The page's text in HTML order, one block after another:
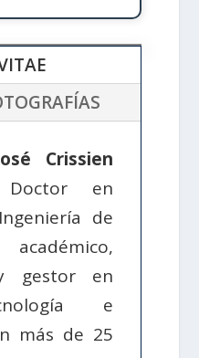
Crissien
en
de
gestor en
e
más de 25